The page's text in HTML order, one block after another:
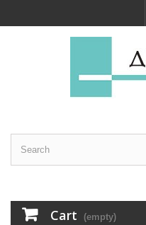
Cart (empty)